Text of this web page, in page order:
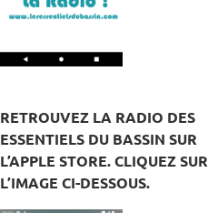
RETROUVEZ LA RADIO DES
ESSENTIELS DU BASSIN SUR
L’APPLE STORE. CLIQUEZ SUR
L’IMAGE CI-DESSOUS.